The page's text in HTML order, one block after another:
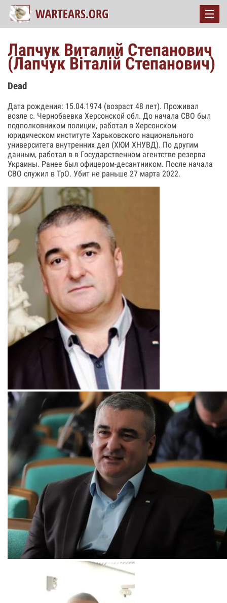
Лапчук Виталий Степанович
(Лапчук Віталій Степанович)
Dead
Дата рождения: 15.04.1974 (возраст 48 лет). Проживал
возле с. Чернобаевка Херсонской обл. До начала СВО был
подполковником полиции, работал в Херсонском
юридическом институте Харьковского национального
университета внутренних дел (ХЮИ ХНУВД). По другим
данным, работал в в Государственном агентстве резерва
Украины. Ранее был офицером-десантником. После начала
СВО служил в ТрО. Убит не раньше 27 марта 2022.